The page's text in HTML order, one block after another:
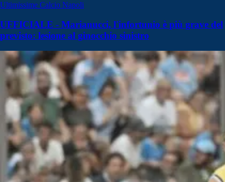
Ultimissime Calcio Napoli
UFFICIALE - Marianucci, l'infortunio è più grave del
previsto: lesione al ginocchio sinistro